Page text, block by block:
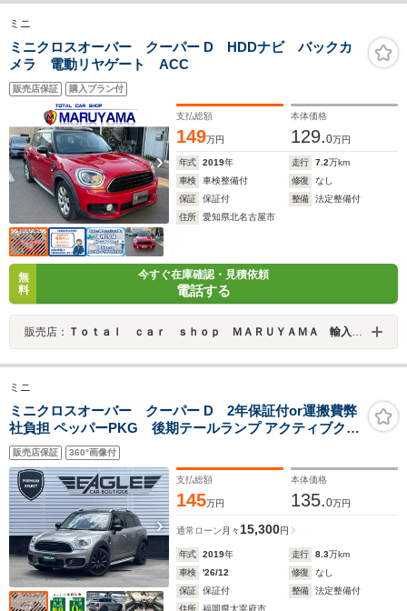
ミニ
ミニクロスオーバー クーパー D HDDナビ バックカ
メラ 電動リヤゲート ACC
販売店保証 購入プラン付
支払総額
149万円
本体価格
129.0万円
年式 2019年 走行 7.2万km
車検
車検整備付 修復
なし
保証
保証付 整備
法定整備付
住所
愛知県北名古屋市
無
料
今すぐ在庫確認・見積依頼
電話する
販売店： Ｔｏｔａｌ ｃａｒ ｓｈｏｐ ＭＡＲＵＹＡＭＡ 輸入車専門店
ミニ
ミニクロスオーバー クーパー D 2年保証付or運搬費弊
社負担 ペッパーPKG 後期テールランプ アクティブクル
ーズコントロール インテリジェントセーフティ コンフォ
ートアクセス MINIドライビングモード 純正18インチブラ
ックAW バックカメラ
販売店保証 360°画像付
支払総額
145万円
本体価格
135.0万円
通常ローン 月々 15,300円
年式 2019年 走行 8.3万km
車検
'26/12 修復
なし
保証
保証付 整備
法定整備付
住所
福岡県太宰府市